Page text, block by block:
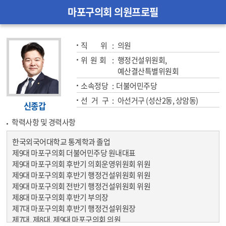
마포구의회 의원프로필
신종갑
직          위
의원
위  원  회
행정건설위원회,
예산결산특별위원회
소속정당
더불어민주당
선   거   구
아선거구 (성산2동, 상암동)
학력사항 및 경력사항
한국외국어대학교 통계학과 졸업
제9대 마포구의회 더불어민주당 원내대표
제9대 마포구의회 후반기 의회운영위원회 위원
제9대 마포구의회 후반기 행정건설위원회 위원
제9대 마포구의회 전반기 행정건설위원회 위원
제8대 마포구의회 후반기 부의장
제7대 마포구의회 후반기 행정건설위원장
제7대, 제8대, 제9대 마포구의회 의원